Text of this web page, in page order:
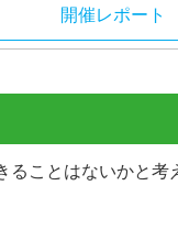
開催レポート
ることはないかと考